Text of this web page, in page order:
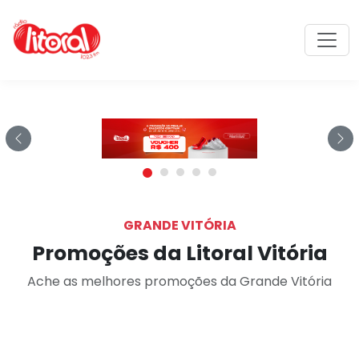
Rádio Litoral FM: A rádio
Previous
GRANDE VITÓRIA
Promoções da Litoral Vitória
Ache as melhores promoções da Grande Vitória